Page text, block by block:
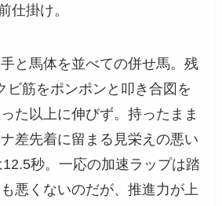
仕掛け。
と馬体を並べての併せ馬。残
ビ筋をポンポンと叩き合図を
た以上に伸びず。持ったまま
差先着に留まる見栄えの悪い
秒。一応の加速ラップは踏
悪くないのだが、推進力が上